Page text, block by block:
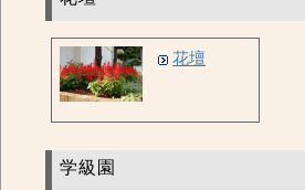
花壇
学級園